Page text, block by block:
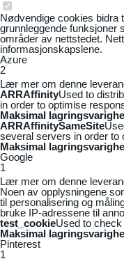
Nødvendige cookies bidra
grunnleggende funksjoner
områder av nettstedet.
informasjonskapslene.
Azure
2
Lær mer om denne
ARRAffinityUsed to
in order to optimise
Maksimal
ARRAffinitySameSite
several servers in order to
Maksimal
Google
1
Lær mer om denne
Noen av opplysningene
til personalisering og
bruke IP-adressene til
test_cookieUsed to
Maksimal
Pinterest
1